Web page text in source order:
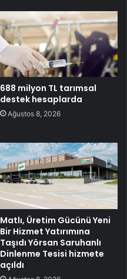
688 milyon TL tarımsal
destek hesaplarda
Ağustos 8, 2026
Matlı, Üretim Gücünü Yeni
Bir Hizmet Yatırımına
Taşıdı Yörsan Saruhanlı
Dinlenme Tesisi hizmete
açıldı